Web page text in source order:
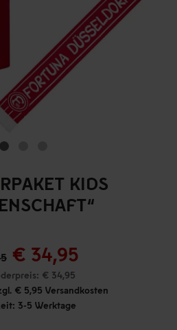
KIDS
€ 34,95
€ 34,95
€ 5,95 Versandkosten
3-5 Werktage